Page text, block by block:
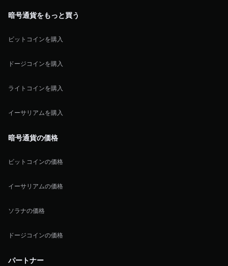
暗号通貨をもっと買う
ビットコインを購入
ドージコインを購入
ライトコインを購入
イーサリアムを購入
暗号通貨の価格
ビットコインの価格
イーサリアムの価格
ソラナの価格
ドージコインの価格
パートナー